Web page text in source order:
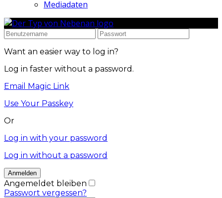
Mediadaten
Want an easier way to log in?
Log in faster without a password.
Email Magic Link
Use Your Passkey
Or
Log in with your password
Log in without a password
Angemeldet bleiben
Passwort vergessen?